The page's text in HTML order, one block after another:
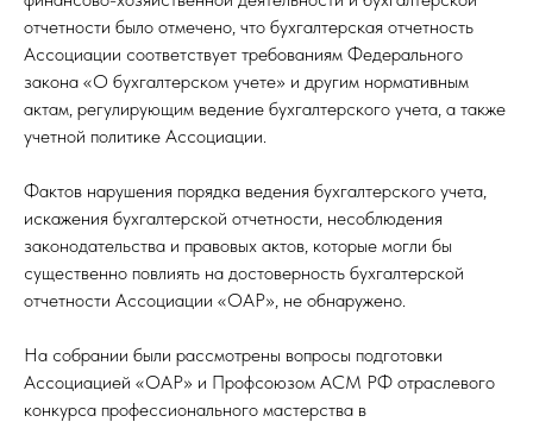
отчетности было отмечено, что бухгалтерская отчетность
Ассоциации соответствует требованиям Федерального
закона «О бухгалтерском учете» и другим нормативным
актам, регулирующим ведение бухгалтерского учета, а также
учетной политике Ассоциации.
Фактов нарушения порядка ведения бухгалтерского учета,
искажения бухгалтерской отчетности, несоблюдения
законодательства и правовых актов, которые могли бы
существенно повлиять на достоверность бухгалтерской
отчетности Ассоциации «ОАР», не обнаружено.
На собрании были рассмотрены вопросы подготовки
Ассоциацией «ОАР» и Профсоюзом АСМ РФ отраслевого
конкурса профессионального мастерства в